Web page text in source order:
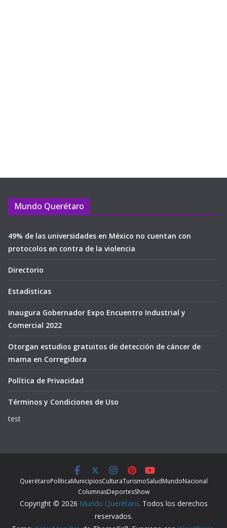
Mundo Querétaro
49% de las universidades en México no cuentan con
protocolos en contra de la violencia
Directorio
Estadisticas
Inaugura Gobernador Expo Encuentro Industrial y
Comercial 2022
Otorgan estudios gratuitos de detección de cáncer de
mama en Corregidora
Política de Privacidad
Términos y Condiciones de Uso
test
QuerétaroPolíticaMunicipiosCulturaTurismoSaludMundoNacional
ColumnasDeportesShow
Copyright © 2026 Mundo Querétaro. Todos los derechos
reservados.